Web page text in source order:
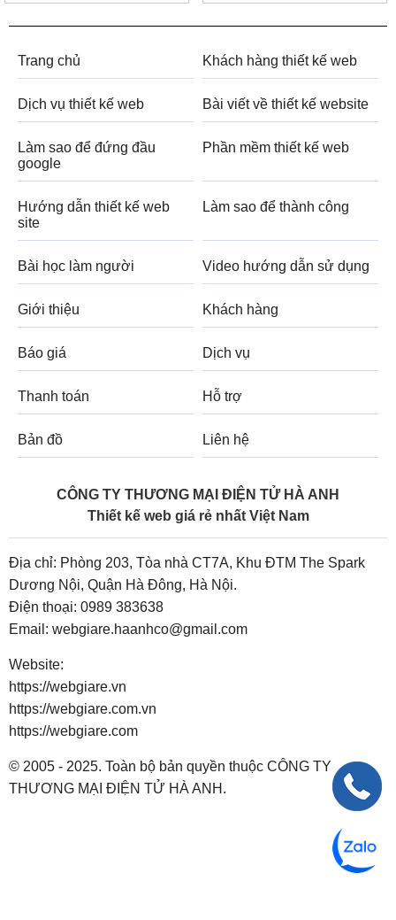
Trang chủ Khách hàng thiết kế web
Dịch vụ thiết kế web Bài viết về thiết kế website
Làm sao để đứng đầu
google
Phần mềm thiết kế web
Hướng dẫn thiết kế web
site
Làm sao để thành công
Bài học làm người Video hướng dẫn sử dụng
Giới thiệu Khách hàng
Báo giá Dịch vụ
Thanh toán Hỗ trợ
Bản đồ Liên hệ
CÔNG TY THƯƠNG MẠI ĐIỆN TỬ HÀ ANH
Thiết kế web giá rẻ nhất Việt Nam
Địa chỉ: Phòng 203, Tòa nhà CT7A, Khu ĐTM The Spark
Dương Nội, Quận Hà Đông, Hà Nội.
Điện thoại: 0989 383638
Email: webgiare.haanhco@gmail.com
Website:
https://webgiare.vn
https://webgiare.com.vn
https://webgiare.com
© 2005 - 2025. Toàn bộ bản quyền thuộc CÔNG TY
THƯƠNG MẠI ĐIỆN TỬ HÀ ANH.